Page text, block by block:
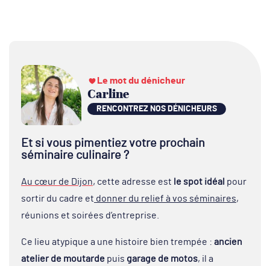
Le mot du dénicheur
Carline
RENCONTREZ NOS DÉNICHEURS
Et si vous pimentiez votre prochain
séminaire culinaire ?
Au cœur de Dijon, cette adresse est le spot idéal pour
sortir du cadre et donner du relief à vos séminaires,
réunions et soirées d’entreprise.
Ce lieu atypique a une histoire bien trempée : ancien
atelier de moutarde puis garage de motos, il a